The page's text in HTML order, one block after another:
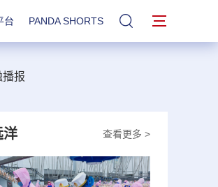
台 PANDA SHORTS 站内搜索
播报
查看更多 >
洋